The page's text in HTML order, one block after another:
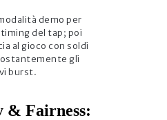
demo per
del tap; poi
al gioco con soldi
gli
burst.
& Fairness: